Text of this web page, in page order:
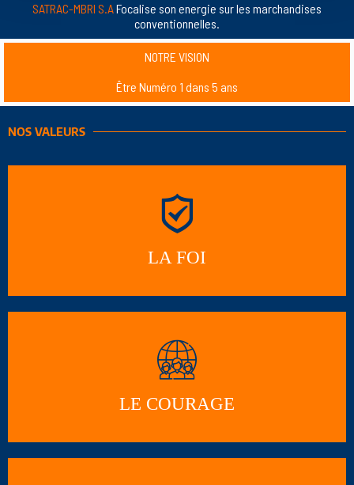
SATRAC-MBRI S.AFocalise son energie sur les marchandises
conventionnelles.
NOTRE VISION
Être Numéro 1 dans 5 ans
NOS VALEURS
LA FOI
LE COURAGE